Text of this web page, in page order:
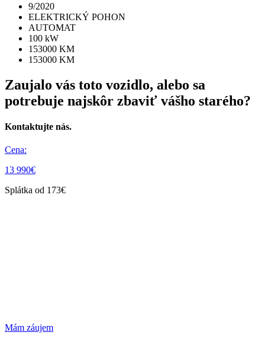
9/2020
ELEKTRICKÝ POHON
AUTOMAT
100 kW
153000 KM
153000 KM
Zaujalo vás toto vozidlo, alebo sa
potrebuje najskôr zbaviť vášho starého?
Kontaktujte nás.
Cena:
13 990€
Splátka od 173€
Mám záujem